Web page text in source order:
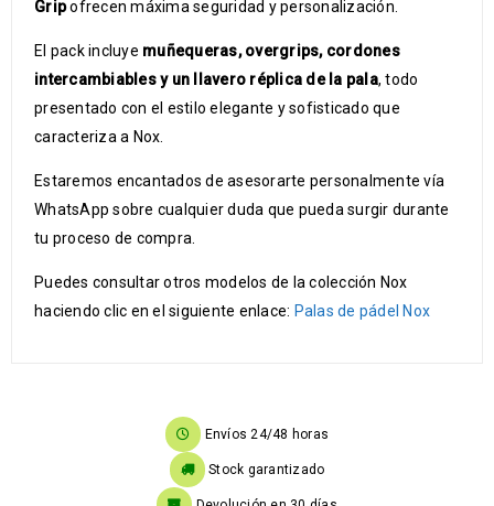
Gripofrecen máxima seguridad y personalización.
El pack incluye muñequeras, overgrips, cordones
intercambiables y un llavero réplica de la pala, todo
presentado con el estilo elegante y sofisticado que
caracteriza a Nox.
Estaremos encantados de asesorarte personalmente vía
WhatsApp sobre cualquier duda que pueda surgir durante
tu proceso de compra.
Puedes consultar otros modelos de la colección Nox
haciendo clic en el siguiente enlace: Palas de pádel Nox
Envíos 24/48 horas
Stock garantizado